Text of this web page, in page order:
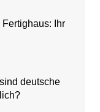
Fertighaus: Ihr
deutsche